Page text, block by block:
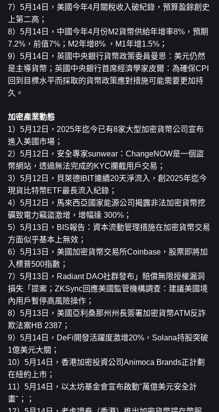
7）5月14日，美國今年4月關稅收入破紀錄，預算盈餘創史
上第二高；
8）5月14日，中國今年4月份M2貨幣供給年增率8%，預期
7.2%，前值7%；M2年增8% ，M1年增1.5%；
9）5月14日，英國中央銀行貨幣政策委員曼恩：美元仍然
是主導貨幣；英國中央銀行首席經濟學家皮爾：為確保CPI
回到目標水平而採取的貨幣政策應對措施可能需要更加持
久。
加密產業動態
1）5月12日，2025年迄今已有8家大型加密貨幣公司宣布
進入美國市場；
2）5月12日，安全專家sunwear：ChangeNOW是一個盜
幣網站，透過無法完成的KYC攔截用戶交易；
3）5月12日，貝萊德IBIT連續20天淨流入，創2025年迄今
現貨比特幣ETF最長流入紀錄；
4）5月12日，馬來西亞國家能源公司揭露非法加密貨幣挖
礦致電力竊盜激增，增幅達 300%；
5）5月13日，BIS報告：資本流動管理措施在加密貨幣交易
方面似乎基本上無效；
6）5月13日，美國加密貨幣交易所Coinbase，股票即將加
入標普500指數；
7）5月13日，Radiant DAO社群發布」賠償無限授權漏洞
損失「提案；ZKSync回應美國監管機構調查：建議美國境
內用戶暫停高風險操作；
8）5月13日，美國亞利桑那州州長簽署加密貨幣ATM反詐
欺法案HB 2387；
9）5月14日，DeFi開發活躍度激增20%，Solana持股突破
1億美元大關；
10）5月14日，香港加密投資公司Animoca Brands正計劃
在紐約上市；
11）5月14日，以太坊基金會宣布啟動"萬億美元安全計
畫"；；